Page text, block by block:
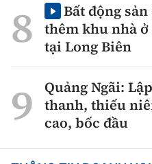
Bất động
thêm khu nhà
tại Long Biên
Quảng Ngãi:
thanh, thiếu
cao, bốc đầu